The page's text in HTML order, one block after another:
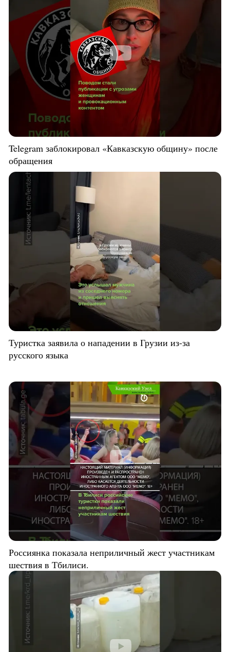
Telegram заблокировал «Кавказскую общину» после
обращения
Туристка заявила о нападении в Грузии из-за
русского языка
Россиянка показала неприличный жест участникам
шествия в Тбилиси.